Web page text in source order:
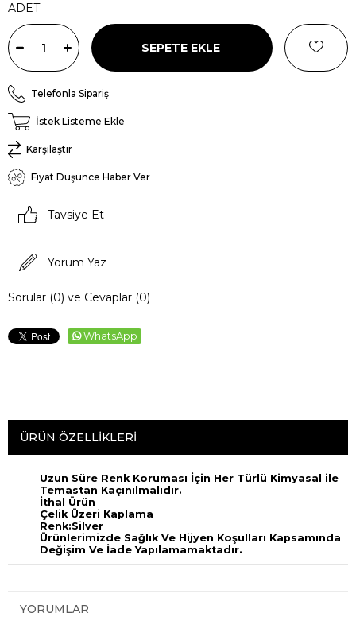
ADET
Telefonla Sipariş
İstek Listeme Ekle
Karşılaştır
Fiyat Düşünce Haber Ver
Tavsiye Et
Yorum Yaz
Sorular (0) ve Cevaplar (0)
WhatsApp
ÜRÜN ÖZELLIKLERI
Uzun Süre Renk Koruması İçin Her Türlü Kimyasal ile
Temastan Kaçınılmalıdır.
İthal Ürün
Çelik Üzeri Kaplama
Renk:Silver
Ürünlerimizde Sağlık Ve Hijyen Koşulları Kapsamında
Değişim Ve İade Yapılamamaktadır.
YORUMLAR